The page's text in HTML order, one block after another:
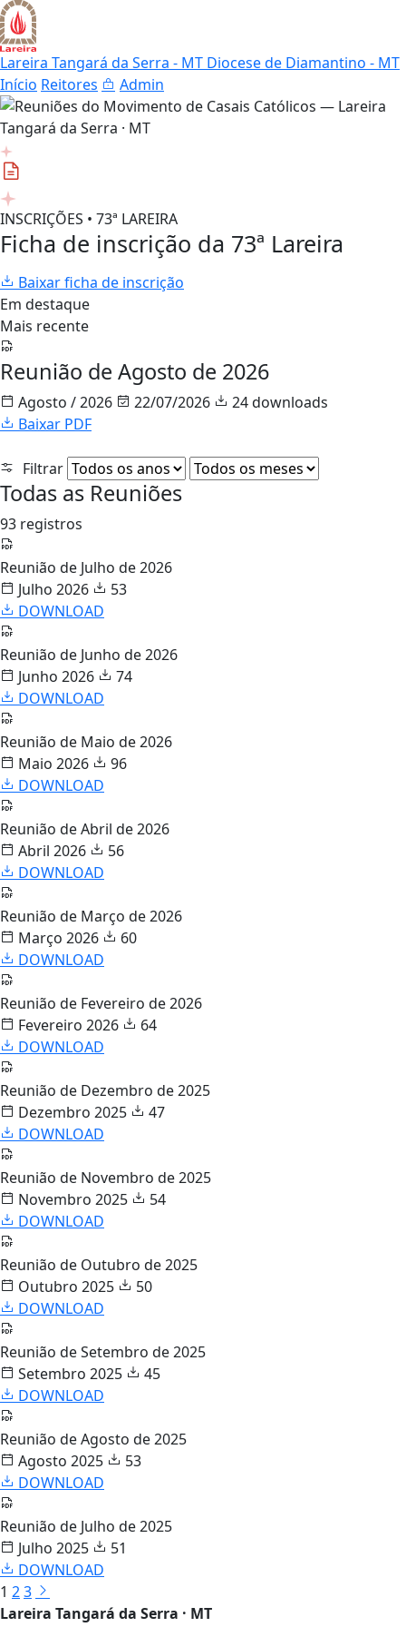
Lareira Tangará da Serra - MT Diocese de Diamantino - MT
Início Reitores Admin
INSCRIÇÕES • 73ª LAREIRA
Ficha de inscrição da 73ª Lareira
Baixar ficha de inscrição
Em destaque
Mais recente
Reunião de Agosto de 2026
Agosto / 2026 22/07/2026
24 downloads
Baixar PDF
Filtrar
Todas as Reuniões
93 registros
Reunião de Julho de 2026
Julho 2026
53
DOWNLOAD
Reunião de Junho de 2026
Junho 2026
74
DOWNLOAD
Reunião de Maio de 2026
Maio 2026
96
DOWNLOAD
Reunião de Abril de 2026
Abril 2026
56
DOWNLOAD
Reunião de Março de 2026
Março 2026
60
DOWNLOAD
Reunião de Fevereiro de 2026
Fevereiro 2026
64
DOWNLOAD
Reunião de Dezembro de 2025
Dezembro 2025
47
DOWNLOAD
Reunião de Novembro de 2025
Novembro 2025
54
DOWNLOAD
Reunião de Outubro de 2025
Outubro 2025
50
DOWNLOAD
Reunião de Setembro de 2025
Setembro 2025
45
DOWNLOAD
Reunião de Agosto de 2025
Agosto 2025
53
DOWNLOAD
Reunião de Julho de 2025
Julho 2025
51
DOWNLOAD
1 23
Lareira Tangará da Serra · MT